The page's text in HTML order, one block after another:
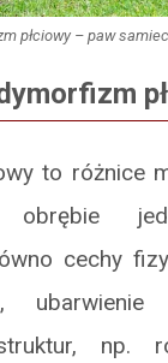
płciowy – paw
to różnice
cechy
struktur,